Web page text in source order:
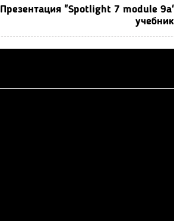
Презентация "Spotlight 7 module